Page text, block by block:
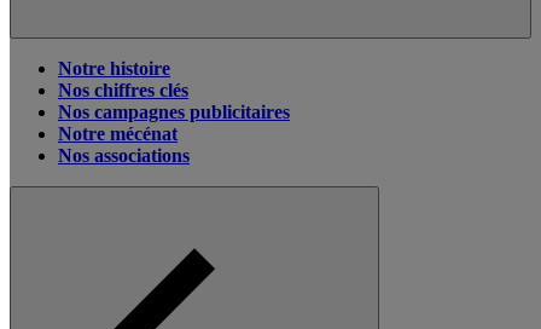
Notre histoire
Nos chiffres clés
Nos campagnes publicitaires
Notre mécénat
Nos associations